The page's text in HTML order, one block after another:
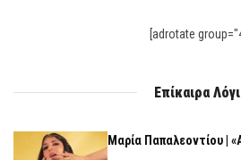
[adrotate
Επίκαιρα
Μαρία Παπαλεοντίου |